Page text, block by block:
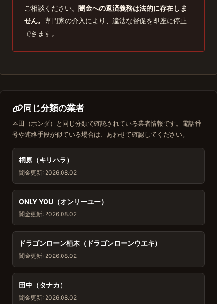
ご相談ください。 闇金への返済義務は法的に存在しま
せん。 専門家の介入により、違法な督促を即座に停止
できます。
同じ分類の業者
本田（ホンダ）と同じ分類で確認されている業者情報です。電話番
号や連絡手段が似ている場合は、あわせて確認してください。
桐原（キリハラ）
闇金更新: 2026.08.02
ONLY YOU（オンリーユー）
闇金更新: 2026.08.02
ドラゴンローン植木（ドラゴンローンウエキ）
闇金更新: 2026.08.02
田中（タナカ）
闇金更新: 2026.08.02